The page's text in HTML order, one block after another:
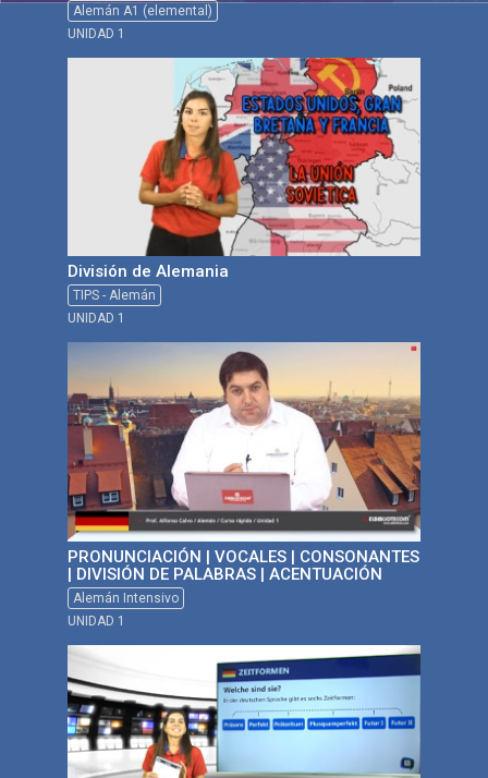
Alemán A1 (elemental)
UNIDAD 1
División de Alemania
TIPS - Alemán
UNIDAD 1
PRONUNCIACIÓN | VOCALES | CONSONANTES
| DIVISIÓN DE PALABRAS | ACENTUACIÓN
Alemán Intensivo
UNIDAD 1